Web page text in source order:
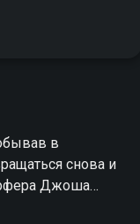
в
снова и
Джоша
что